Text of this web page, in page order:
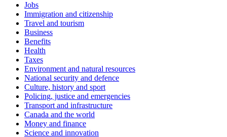
Jobs
Immigration and citizenship
Travel and tourism
Business
Benefits
Health
Taxes
Environment and natural resources
National security and defence
Culture, history and sport
Policing, justice and emergencies
Transport and infrastructure
Canada and the world
Money and finance
Science and innovation